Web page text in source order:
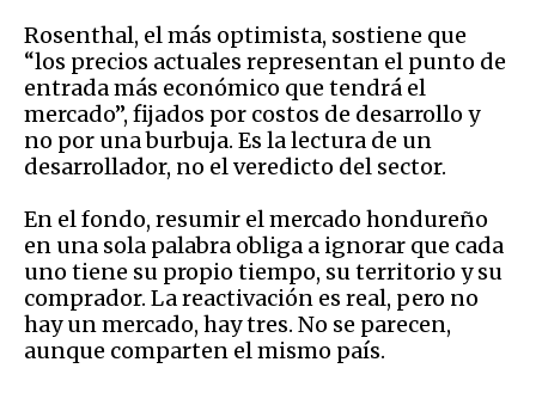
Rosenthal, el más optimista, sostiene que
“los precios actuales representan el punto de
entrada más económico que tendrá el
mercado”, fijados por costos de desarrollo y
no por una burbuja. Es la lectura de un
desarrollador, no el veredicto del sector.
En el fondo, resumir el mercado hondureño
en una sola palabra obliga a ignorar que cada
uno tiene su propio tiempo, su territorio y su
comprador. La reactivación es real, pero no
hay un mercado, hay tres. No se parecen,
aunque comparten el mismo país.